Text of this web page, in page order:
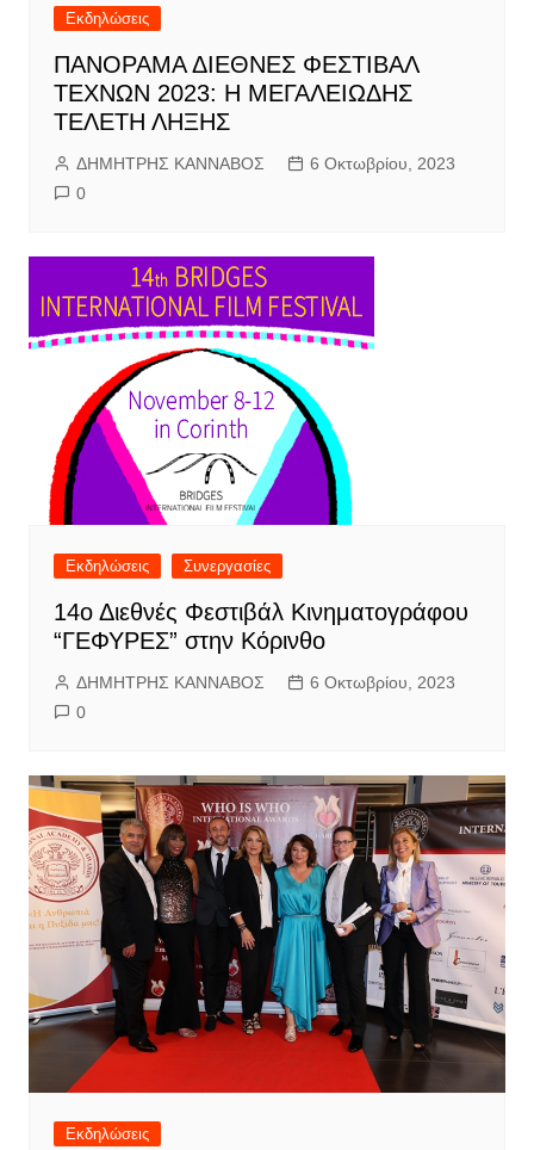
Εκδηλώσεις
ΠΑΝΟΡΑΜΑ ΔΙΕΘΝΕΣ ΦΕΣΤΙΒΑΛ
ΤΕΧΝΩΝ 2023: Η ΜΕΓΑΛΕΙΩΔΗΣ
ΤΕΛΕΤΗ ΛΗΞΗΣ
ΔΗΜΗΤΡΗΣ ΚΑΝΝΑΒΟΣ
6 Οκτωβρίου, 2023
0
Εκδηλώσεις Συνεργασίες
14ο Διεθνές Φεστιβάλ Κινηματογράφου
“ΓΕΦΥΡΕΣ” στην Κόρινθο
ΔΗΜΗΤΡΗΣ ΚΑΝΝΑΒΟΣ
6 Οκτωβρίου, 2023
0
Εκδηλώσεις